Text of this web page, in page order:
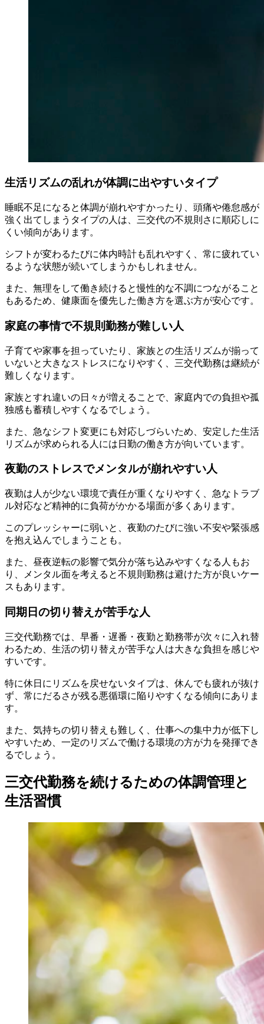
生活リズムの乱れが体調に出やすいタイプ
睡眠不足になると体調が崩れやすかったり、頭痛や倦怠感が
強く出てしまうタイプの人は、三交代の不規則さに順応しに
くい傾向があります。
シフトが変わるたびに体内時計も乱れやすく、常に疲れてい
るような状態が続いてしまうかもしれません。
また、無理をして働き続けると慢性的な不調につながること
もあるため、健康面を優先した働き方を選ぶ方が安心です。
家庭の事情で不規則勤務が難しい人
子育てや家事を担っていたり、家族との生活リズムが揃って
いないと大きなストレスになりやすく、三交代勤務は継続が
難しくなります。
家族とすれ違いの日々が増えることで、家庭内での負担や孤
独感も蓄積しやすくなるでしょう。
また、急なシフト変更にも対応しづらいため、安定した生活
リズムが求められる人には日勤の働き方が向いています。
夜勤のストレスでメンタルが崩れやすい人
夜勤は人が少ない環境で責任が重くなりやすく、急なトラブ
ル対応など精神的に負荷がかかる場面が多くあります。
このプレッシャーに弱いと、夜勤のたびに強い不安や緊張感
を抱え込んでしまうことも。
また、昼夜逆転の影響で気分が落ち込みやすくなる人もお
り、メンタル面を考えると不規則勤務は避けた方が良いケー
スもあります。
同期日の切り替えが苦手な人
三交代勤務では、早番・遅番・夜勤と勤務帯が次々に入れ替
わるため、生活の切り替えが苦手な人は大きな負担を感じや
すいです。
特に休日にリズムを戻せないタイプは、休んでも疲れが抜け
ず、常にだるさが残る悪循環に陥りやすくなる傾向にありま
す。
また、気持ちの切り替えも難しく、仕事への集中力が低下し
やすいため、一定のリズムで働ける環境の方が力を発揮でき
るでしょう。
三交代勤務を続けるための体調管理と
生活習慣